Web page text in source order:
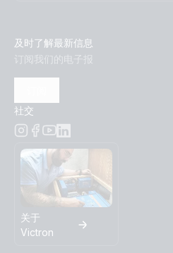
及时了解最新信息
订阅我们的电子报
社交
关于
Victron